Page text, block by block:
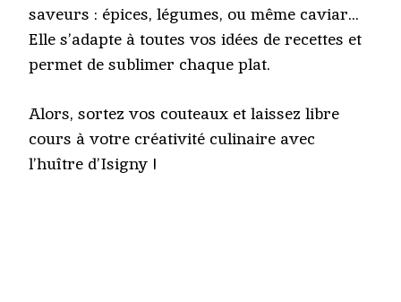
saveurs : épices, légumes, ou même caviar…
Elle s’adapte à toutes vos idées de recettes et
permet de sublimer chaque plat.
Alors, sortez vos couteaux et laissez libre
cours à votre créativité culinaire avec
l’huître d’Isigny !